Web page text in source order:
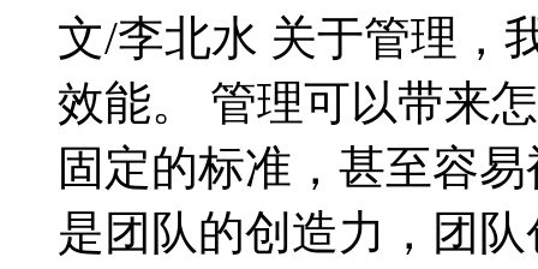
文/李北水 关于管理
效能。 管理可以带来
固定的标准，甚至容
是团队的创造力，团